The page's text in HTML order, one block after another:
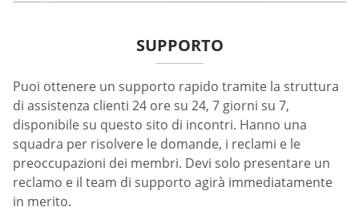
SUPPORTO
Puoi ottenere un supporto rapido tramite la struttura
di assistenza clienti 24 ore su 24, 7 giorni su 7,
disponibile su questo sito di incontri. Hanno una
squadra per risolvere le domande, i reclami e le
preoccupazioni dei membri. Devi solo presentare un
reclamo e il team di supporto agirà immediatamente
in merito.